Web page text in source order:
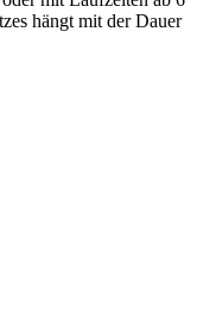
hängt mit der Dauer